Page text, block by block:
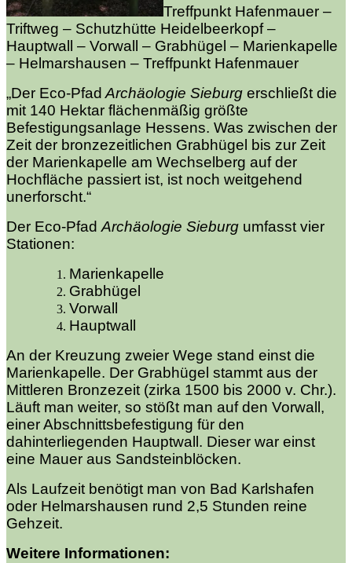
Treffpunkt Hafenmauer –
Triftweg – Schutzhütte Heidelbeerkopf –
Hauptwall – Vorwall – Grabhügel – Marienkapelle
– Helmarshausen – Treffpunkt Hafenmauer
„Der Eco-Pfad Archäologie Sieburg erschließt die
mit 140 Hektar flächenmäßig größte
Befestigungsanlage Hessens. Was zwischen der
Zeit der bronzezeitlichen Grabhügel bis zur Zeit
der Marienkapelle am Wechselberg auf der
Hochfläche passiert ist, ist noch weitgehend
unerforscht.“
Der Eco-PfadArchäologie Sieburg umfasst vier
Stationen:
Marienkapelle
Grabhügel
Vorwall
Hauptwall
An der Kreuzung zweier Wege stand einst die
Marienkapelle. Der Grabhügel stammt aus der
Mittleren Bronzezeit (zirka 1500 bis 2000 v. Chr.).
Läuft man weiter, so stößt man auf den Vorwall,
einer Abschnittsbefestigung für den
dahinterliegenden Hauptwall. Dieser war einst
eine Mauer aus Sandsteinblöcken.
Als Laufzeit benötigt man von Bad Karlshafen
oder Helmarshausen rund 2,5 Stunden reine
Gehzeit.
Weitere Informationen: